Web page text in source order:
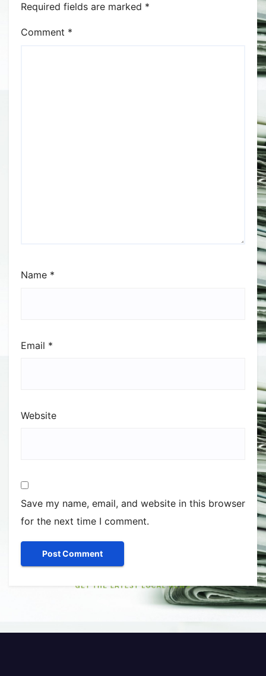
Required fields are marked *
Comment *
Name *
Email *
Website
Save my name, email, and website in this browser
for the next time I comment.